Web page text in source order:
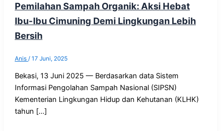
Pemilahan Sampah Organik: Aksi Hebat
Ibu-Ibu Cimuning Demi Lingkungan Lebih
Bersih
Anis / 17 Juni, 2025
Bekasi, 13 Juni 2025 — Berdasarkan data Sistem
Informasi Pengolahan Sampah Nasional (SIPSN)
Kementerian Lingkungan Hidup dan Kehutanan (KLHK)
tahun […]